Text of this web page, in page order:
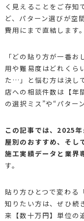
く見えることをご存知
ど、パターン選びが空
費用にまで直結します。
「どの貼り方が一番
用や難易度はどれくら
た…」と悩む方は決し
店への相談件数は【
の選択ミス”や“パター
この記事では、2025
屋別のおすすめ、そし
施工実績データと業界
す。
貼り方ひとつで変わる
知りたい方は、ぜひ続
来【数十万円】単位の